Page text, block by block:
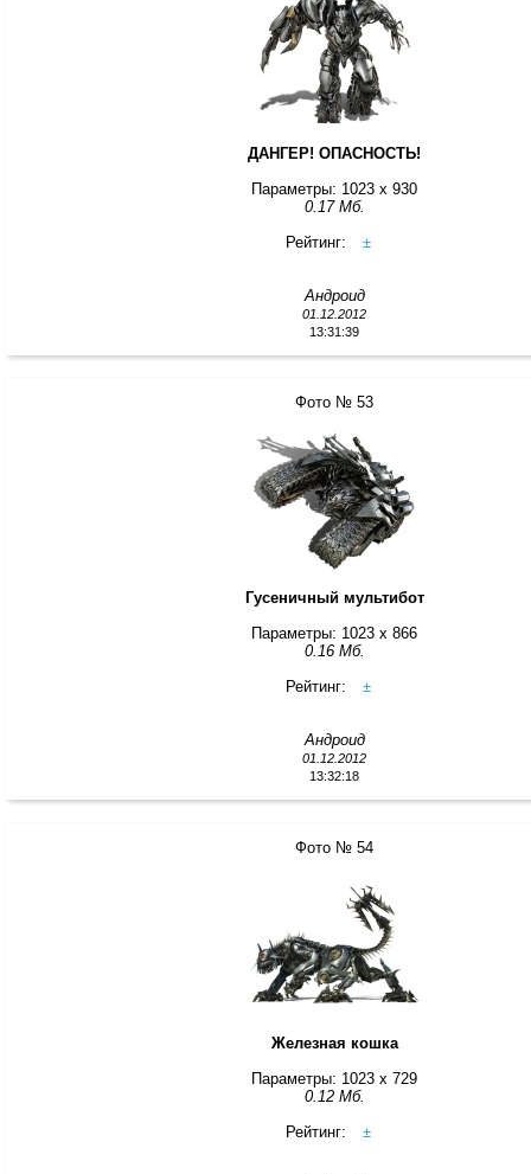
ДАНГЕР! ОПАСНОСТЬ!
Параметры: 1023 x 930
0.17 Мб.
Рейтинг:
±
Андроид
01.12.2012
13:31:39
Фото № 53
Гусеничный мультибот
Параметры: 1023 x 866
0.16 Мб.
Рейтинг:
±
Андроид
01.12.2012
13:32:18
Фото № 54
Железная кошка
Параметры: 1023 x 729
0.12 Мб.
Рейтинг:
±